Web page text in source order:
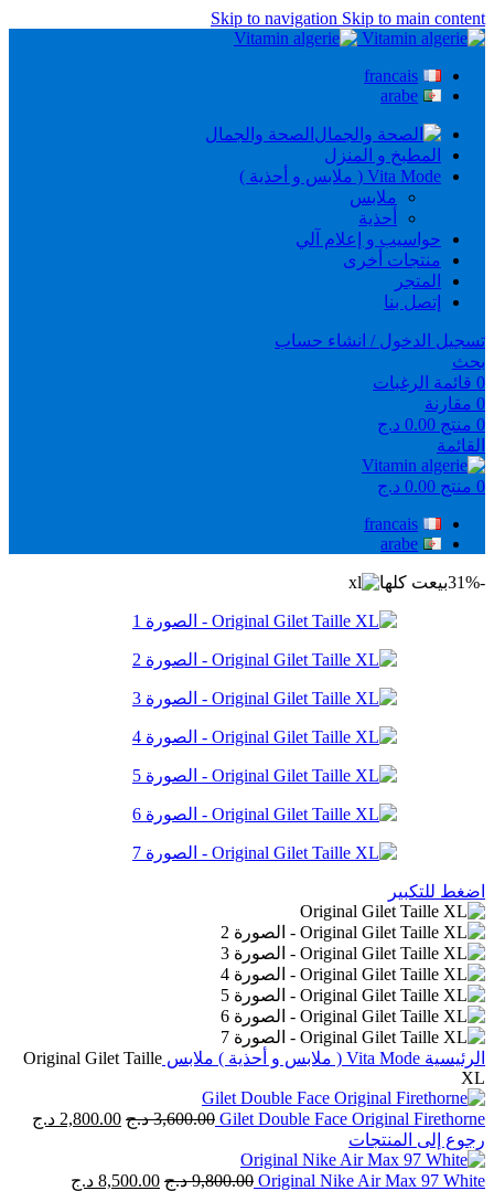
Skip to navigation Skip to main content
francais
arabe
الصحة والجمال
المطبخ و المنزل
Vita Mode ( ملابس و أحذية )
ملابس
أحذية
حواسيب و إعلام آلي
منتجات أخرى
المتجر
إتصل بنا
تسجيل الدخول / انشاء حساب
بحث
0 قائمة الرغبات
0 مقارنة
0 منتج 0.00 د.ج
القائمة
0 منتج 0.00 د.ج
francais
arabe
-31% بيعت كلها
اضغط للتكبير
الرئيسية Vita Mode ( ملابس و أحذية ) ملابس Original Gilet Taille
XL
Gilet Double Face Original Firethorne
3,600.00 د.ج 2,800.00 د.ج
رجوع إلى المنتجات
Original Nike Air Max 97 White
9,800.00 د.ج 8,500.00 د.ج